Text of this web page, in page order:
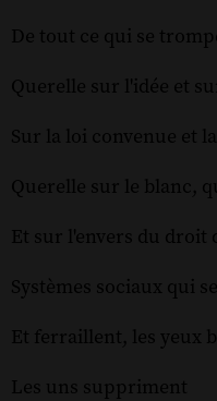
De tout ce qui se
Querelle sur l'idée et
Sur la loi convenue et
Querelle sur le blanc,
Et sur l'envers du droit
Systèmes sociaux qui
Et ferraillent, les yeux
Les uns suppriment